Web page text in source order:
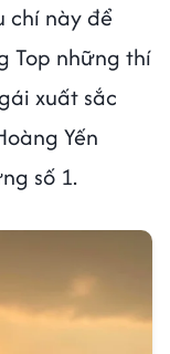
chí này để
Top những thí
xuất sắc
Yến
số 1.